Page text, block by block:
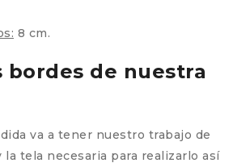
8 cm.
bordes de nuestra
va a tener nuestro trabajo de
tela necesaria para realizarlo así